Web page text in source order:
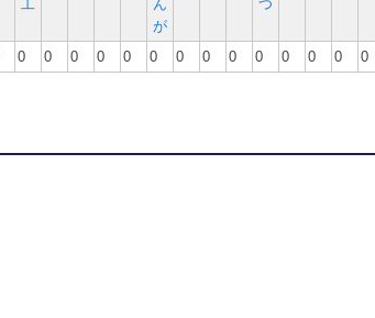
工
ん
が
つ
0 0 0 0 0 0 0 0 0 0 0 0 0 0